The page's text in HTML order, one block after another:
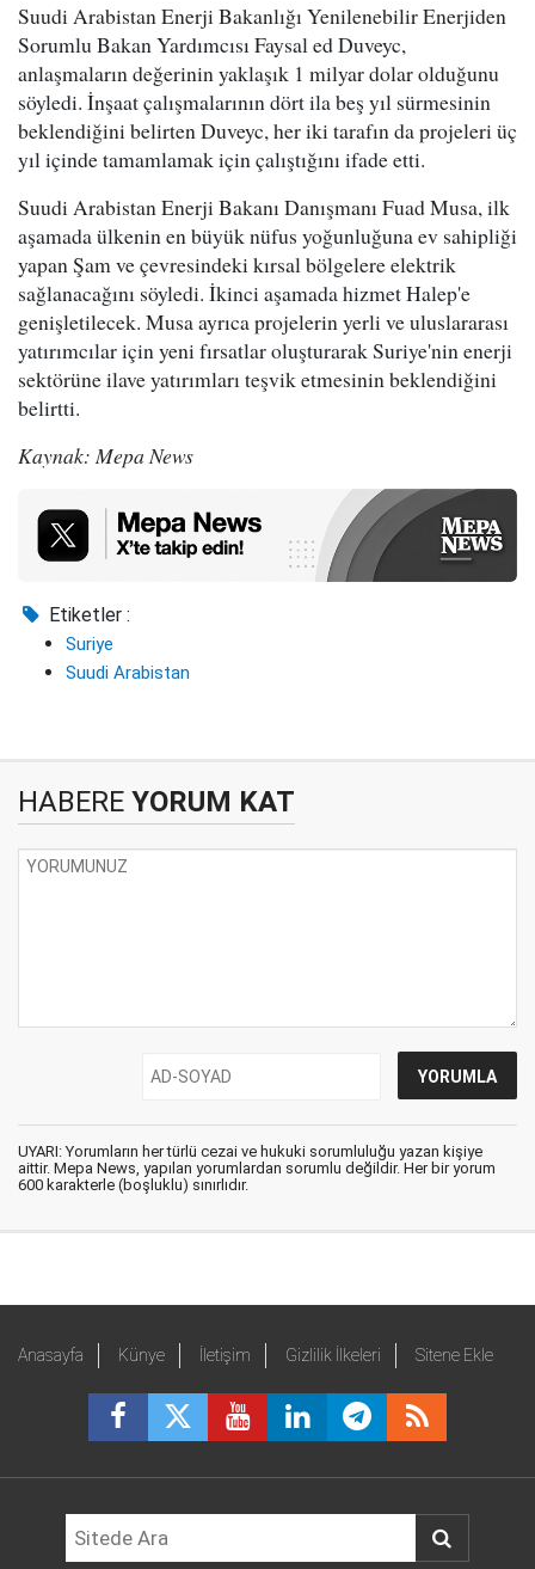
Suudi Arabistan Enerji Bakanlığı Yenilenebilir Enerjiden
Sorumlu Bakan Yardımcısı Faysal ed Duveyc,
anlaşmaların değerinin yaklaşık 1 milyar dolar olduğunu
söyledi. İnşaat çalışmalarının dört ila beş yıl sürmesinin
beklendiğini belirten Duveyc, her iki tarafın da projeleri üç
yıl içinde tamamlamak için çalıştığını ifade etti.
Suudi Arabistan Enerji Bakanı Danışmanı Fuad Musa, ilk
aşamada ülkenin en büyük nüfus yoğunluğuna ev sahipliği
yapan Şam ve çevresindeki kırsal bölgelere elektrik
sağlanacağını söyledi. İkinci aşamada hizmet Halep'e
genişletilecek. Musa ayrıca projelerin yerli ve uluslararası
yatırımcılar için yeni fırsatlar oluşturarak Suriye'nin enerji
sektörüne ilave yatırımları teşvik etmesinin beklendiğini
belirtti.
Kaynak: Mepa News
Etiketler :
Suriye
Suudi Arabistan
HABERE YORUM KAT
UYARI: Yorumların her türlü cezai ve hukuki sorumluluğu yazan kişiye
aittir. Mepa News, yapılan yorumlardan sorumlu değildir. Her bir yorum
600 karakterle (boşluklu) sınırlıdır.
Anasayfa Künye İletişim Gizlilik İlkeleri Sitene Ekle